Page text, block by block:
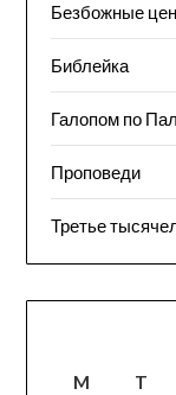
Безбожные
Библейка
Галопом по
Проповеди
Третье
M T